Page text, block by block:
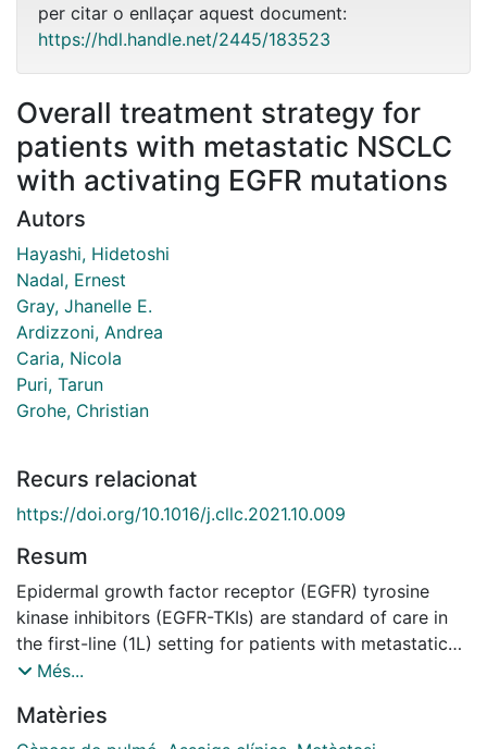
per citar o enllaçar aquest document:
https://hdl.handle.net/2445/183523
Overall treatment strategy for
patients with metastatic NSCLC
with activating EGFR mutations
Autors
Hayashi, Hidetoshi
Nadal, Ernest
Gray, Jhanelle E.
Ardizzoni, Andrea
Caria, Nicola
Puri, Tarun
Grohe, Christian
Recurs relacionat
https://doi.org/10.1016/j.cllc.2021.10.009
Resum
Epidermal growth factor receptor (EGFR) tyrosine
kinase inhibitors (EGFR-TKIs) are standard of care in
the first-line (1L) setting for patients with metastatic
non-small cell lung cancer (mNSCLC) with activating
predictive factor for response to EGFR-TKIs. Meta-
Més...
Matèries